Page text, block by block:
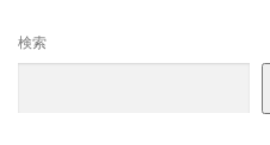
検索